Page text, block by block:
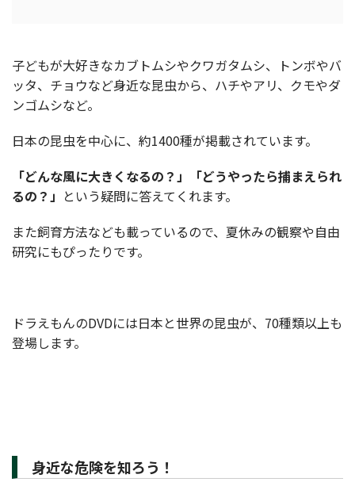
子どもが大好きなカブトムシやクワガタムシ、トンボやバ
ッタ、チョウなど身近な昆虫から、ハチやアリ、クモやダ
ンゴムシなど。
日本の昆虫を中心に、約1400種が掲載されています。
「どんな風に大きくなるの？」「どうやったら捕まえられ
るの？」 という疑問に答えてくれます。
また飼育方法なども載っているので、夏休みの観察や自由
研究にもぴったりです。
ドラえもんのDVDには日本と世界の昆虫が、70種類以上も
登場します。
身近な危険を知ろう！